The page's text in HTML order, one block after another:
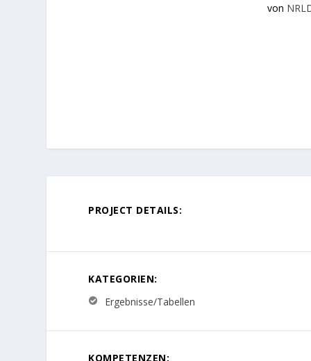
von
PROJECT DETAILS:
KATEGORIEN:
Ergebnisse/Tabellen
KOMPETENZEN: